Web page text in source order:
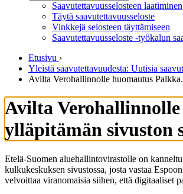
Saavutettavuus­selosteen laatiminen
Täytä saavutettavuusseloste
Vinkkejä selosteen täyttämiseen
Saavutettavuusseloste -työkalun
Etusivu ›
Yleistä saavutettavuudesta: Uutisia
Avilta Vero­hallin­nolle huomau­tus
Avilta
yllä­pitämän sivuston
Etelä-Suomen aluehallintovirastolle on
kulkukeskuksen sivustossa, josta vastaa
velvoittaa viranomaisia siihen, että digitaaliset